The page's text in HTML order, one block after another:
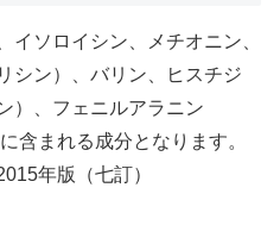
ソロイシン、メチオニン、
シン）、バリン、ヒスチジ
）、フェニルアラニン
含まれる成分となります。
年版（七訂）